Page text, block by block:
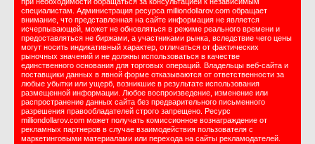
специалистам. Администрация ресурса milliondollarov.com обращает
внимание, что представленная на сайте информация не является
исчерпывающей, может не обновляться в режиме реального времени и
предоставляться не биржами, а участниками рынка, вследствие чего цены
могут носить индикативный характер, отличаться от фактических
рыночных значений и не должны использоваться в качестве
единственного основания для торговых операций. Владельцы веб-сайта и
поставщики данных в явной форме отказываются от ответственности за
любые убытки или ущерб, возникшие в результате использования
размещенной информации. Любое воспроизведение, изменение или
распространение данных сайта без предварительного письменного
разрешения правообладателей строго запрещено. Ресурс
milliondollarov.com может получать комиссионное вознаграждение от
рекламных партнеров в случае взаимодействия пользователя с
маркетинговыми материалами или перехода на сайты рекламодателей.